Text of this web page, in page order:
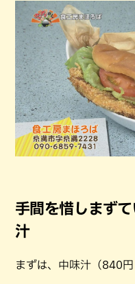
手間を惜しまず
汁
まずは、中味汁（840円